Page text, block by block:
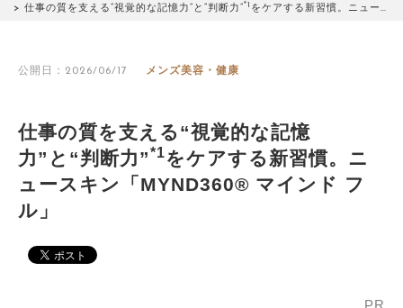
仕事の質を支える“視覚的な記憶力”と“判断力”*1 をケアする新習慣。ニュー…
公開日：2026/06/17 メンズ美容・健康
仕事の質を支える“視覚的な記憶
力”と“判断力”*1をケアする新習慣。ニ
ュースキン「MYND360® マインド フ
ル」
PR